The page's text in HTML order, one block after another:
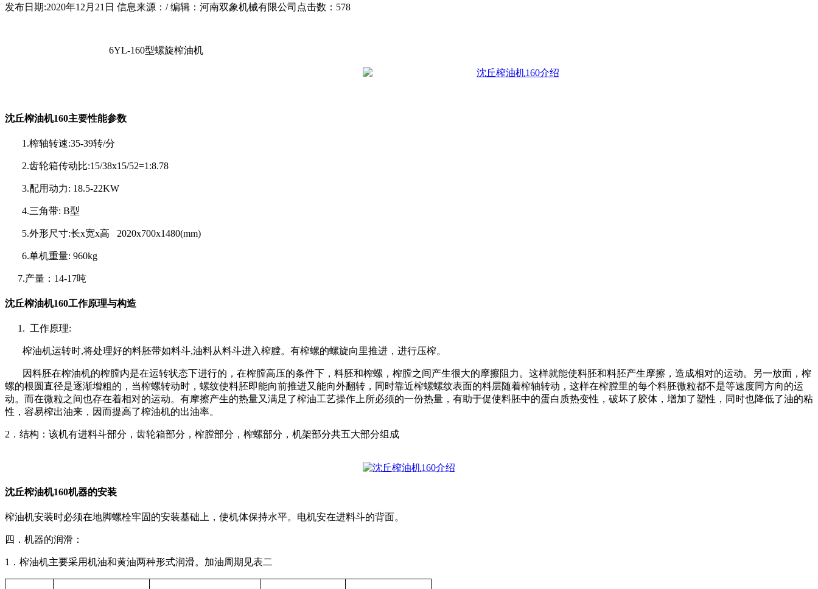
发布日期:2020年12月21日 信息来源：/编辑：河南双象机械有限公司 点击数： 578
6YL-160型螺旋榨油机
沈丘榨油机160主要性能参数
1.榨轴转速:35-39转/分
2.齿轮箱传动比:15/38x15/52=1:8.78
3.配用动力: 18.5-22KW
4.三角带: B型
5.外形尺寸:长x宽x高 2020x700x1480(mm)
6.单机重量: 960kg
7.产量： 14-17吨
沈丘榨油机160工作原理与构造
1. 工作原理:
榨油机运转时,将处理好的料胚带如料斗,油料从料斗进入榨膛。有榨螺的螺旋向里推进，进行压榨。
因料胚在榨油机的榨膛内是在运转状态下进行的，在榨膛高压的条件下，料胚和榨螺，榨膛之间产生很大的摩擦阻力。这样就能使料胚和料胚产生摩擦，造成相对的运动。另一放面，榨
螺的根圆直径是逐渐增粗的，当榨螺转动时，螺纹使料胚即能向前推进又能向外翻转，同时靠近榨螺螺纹表面的料层随着榨轴转动，这样在榨膛里的每个料胚微粒都不是等速度同方向的运
动。而在微粒之间也存在着相对的运动。有摩擦产生的热量又满足了榨油工艺操作上所必须的一份热量，有助于促使料胚中的蛋白质热变性，破坏了胶体，增加了塑性，同时也降低了油的粘
性，容易榨出油来，因而提高了榨油机的出油率。
2 ．结构：该机有进料斗部分，齿轮箱部分，榨膛部分，榨螺部分，机架部分共五大部分组成
沈丘榨油机160机器的安装
榨油机安装时必须在地脚螺栓牢固的安装基础上，使机体保持水平。电机安在进料斗的背面。
四．机器的润滑：
1 ．榨油机主要采用机油和黄油两种形式润滑。加油周期见表二